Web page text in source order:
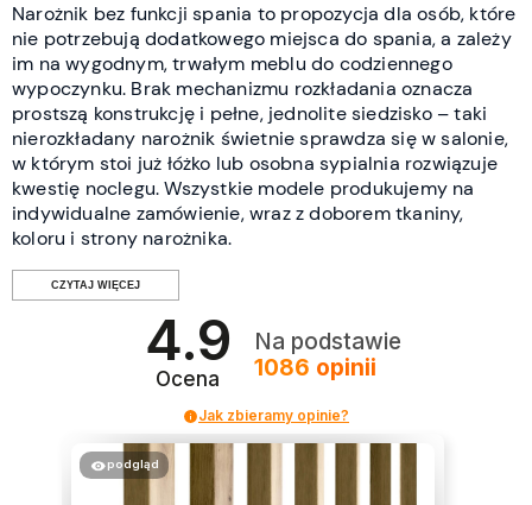
Narożnik bez funkcji spania to propozycja dla osób, które
nie potrzebują dodatkowego miejsca do spania, a zależy
im na wygodnym, trwałym meblu do codziennego
wypoczynku. Brak mechanizmu rozkładania oznacza
prostszą konstrukcję i pełne, jednolite siedzisko – taki
nierozkładany narożnik świetnie sprawdza się w salonie,
w którym stoi już łóżko lub osobna sypialnia rozwiązuje
kwestię noclegu. Wszystkie modele produkujemy na
indywidualne zamówienie, wraz z doborem tkaniny,
koloru i strony narożnika.
CZYTAJ WIĘCEJ
Dlaczego wybrać narożnik bez
funkcji spania
Rezygnacja z funkcji spania ma swoje zalety. Bez
mechanizmu rozkładania konstrukcja ma mniej
ruchomych elementów, a siedzisko tworzy jednolitą,
4.9
Ocena
Na podstawie
1086 opinii
Jak zbieramy opinie?
podgląd